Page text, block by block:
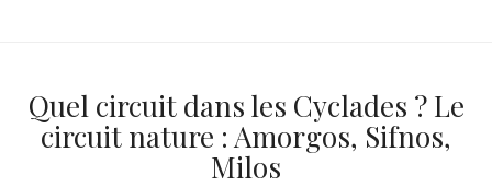
Quel circuit dans les Cyclades ? Le
circuit nature : Amorgos, Sifnos,
Milos